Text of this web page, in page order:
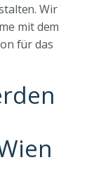
Wir
mit dem
für das